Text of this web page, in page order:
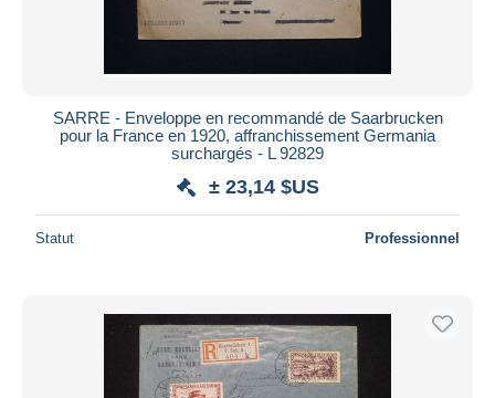
SARRE - Enveloppe en recommandé de Saarbrucken
pour la France en 1920, affranchissement Germania
surchargés - L 92829
± 23,14 $US
Statut Professionnel